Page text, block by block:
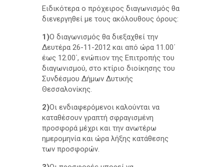
Ειδικότερα ο πρόχειρος διαγωνισμός θα
διενεργηθεί με τους ακόλουθους όρους:
1)Ο διαγωνισμός θα διεξαχθεί την
Δευτέρα 26-11-2012 και από ώρα 11.00΄
έως 12.00΄, ενώπιον της Επιτροπής του
διαγωνισμού, στο κτίριο διοίκησης του
Συνδέσμου Δήμων Δυτικής
Θεσσαλονίκης.
2)Οι ενδιαφερόμενοι καλούνται να
καταθέσουν γραπτή σφραγισμένη
προσφορά μέχρι και την ανωτέρω
ημερομηνία και ώρα λήξης κατάθεσης
των προσφορών.